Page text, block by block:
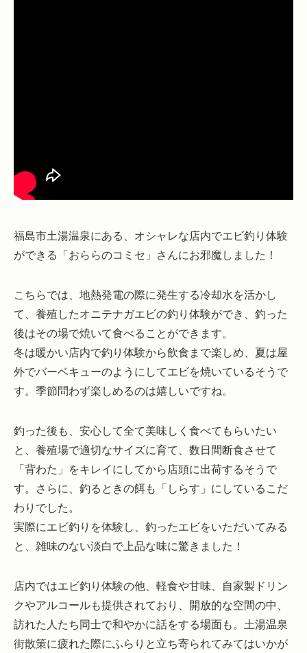
福島市土湯温泉にある、オシャレな店内でエビ釣り体験
ができる「おららのコミセ」さんにお邪魔しました！
こちらでは、地熱発電の際に発生する冷却水を活かし
て、養殖したオニテナガエビの釣り体験ができ、釣った
後はその場で焼いて食べることができます。
冬は暖かい店内で釣り体験から飲食まで楽しめ、夏は屋
外でバーベキューのようにしてエビを焼いているそうで
す。季節問わず楽しめるのは嬉しいですね。
釣った後も、安心して全て美味しく食べてもらいたい
と、養殖場で適切なサイズに育て、数日間断食させて
「背わた」をキレイにしてから店頭に出荷するそうで
す。さらに、釣るときの餌も「しらす」にしているこだ
わりでした。
実際にエビ釣りを体験し、釣ったエビをいただいてみる
と、雑味のない淡白で上品な味に驚きました！
店内ではエビ釣り体験の他、軽食や甘味、自家製ドリン
クやアルコールも提供されており、開放的な空間の中、
訪れた人たち同士で和やかに話をする場面も。土湯温泉
街散策に疲れた際にふらりと立ち寄られてみてはいかが